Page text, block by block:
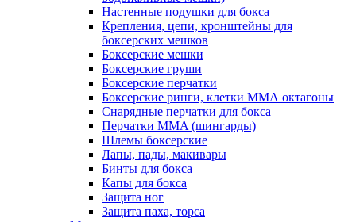
Настенные подушки для бокса
Крепления, цепи, кронштейны для
боксерских мешков
Боксерские мешки
Боксерские груши
Боксерские перчатки
Боксерские ринги, клетки ММА октагоны
Снарядные перчатки для бокса
Перчатки MMA (шингарды)
Шлемы боксерские
Лапы, пады, макивары
Бинты для бокса
Капы для бокса
Защита ног
Защита паха, торса